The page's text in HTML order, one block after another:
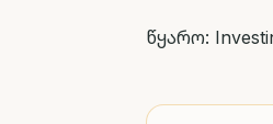
წყარო: